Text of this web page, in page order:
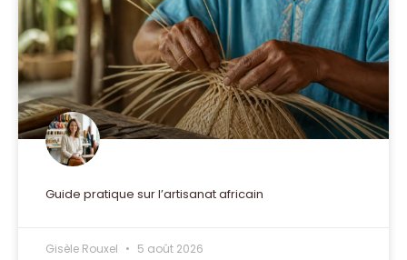
Guide pratique sur l’artisanat africain
Gisèle Rouxel 5 août 2026